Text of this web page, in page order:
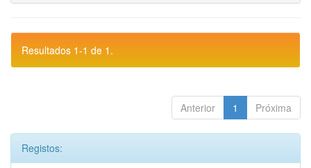
Resultados 1-1 de 1.
Anterior 1 Próxima
Registos: